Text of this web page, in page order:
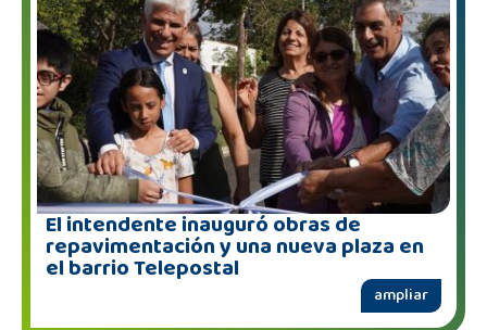
El intendente inauguró obras de
repavimentación y una nueva plaza en
el barrio Telepostal
ampliar